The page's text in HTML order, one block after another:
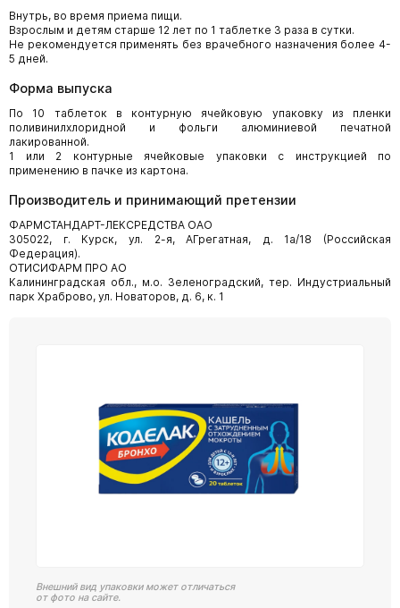
Внутрь, во время приема пищи.
Взрослым и детям старше 12 лет по 1 таблетке 3 раза в сутки.
Не рекомендуется применять без врачебного назначения более 4-
5 дней.
Форма выпуска
По 10 таблеток в контурную ячейковую упаковку из пленки
поливинилхлоридной и фольги алюминиевой печатной
лакированной.
1 или 2 контурные ячейковые упаковки с инструкцией по
применению в пачке из картона.
Производитель и принимающий претензии
ФАРМСТАНДАРТ-ЛЕКСРЕДСТВА ОАО
305022, г. Курск, ул. 2-я, АГрегатная, д. 1а/18 (Российская
Федерация).
ОТИСИФАРМ ПРО АО
Калининградская обл., м.о. Зеленоградский, тер. Индустриальный
парк Храброво, ул. Новаторов, д. 6, к. 1
Внешний вид упаковки может отличаться
от фото на сайте.